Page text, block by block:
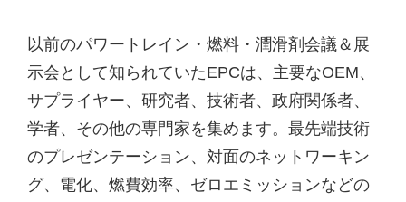
以前のパワートレイン・燃料・潤滑剤会議＆展
示会として知られていたEPCは、主要なOEM、
サプライヤー、研究者、技術者、政府関係者、
学者、その他の専門家を集めます。最先端技術
のプレゼンテーション、対面のネットワーキン
グ、電化、燃費効率、ゼロエミッションなどの